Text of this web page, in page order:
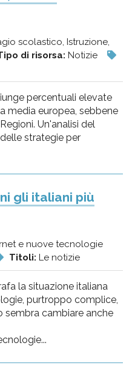
scolastico, Istruzione,
di risorsa: Notizie
percentuali elevate
media europea, sebbene
Un'analisi del
strategie per
gli italiani più
e nuove tecnologie
Titoli: Le notizie
la situazione italiana
purtroppo complice,
sembra cambiare anche